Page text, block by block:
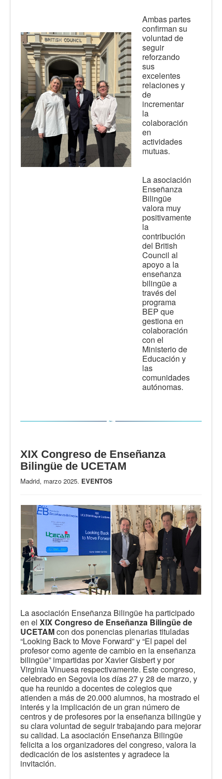
Ambas partes
confirman su
voluntad de
seguir
reforzando
sus
excelentes
relaciones y
de
incrementar
la
colaboración
en
actividades
mutuas.
La asociación
Enseñanza
Bilingüe
valora muy
positivamente
la
contribución
del British
Council al
apoyo a la
enseñanza
bilingüe a
través del
programa
BEP que
gestiona en
colaboración
con el
Ministerio de
Educación y
las
comunidades
autónomas.
XIX Congreso de Enseñanza
Bilingüe de UCETAM
Madrid, marzo 2025. EVENTOS
La asociación Enseñanza Bilingüe ha participado
en el XIX Congreso de Enseñanza Bilingüe de
UCETAMcon dos ponencias plenarias tituladas
“Looking Back to Move Forward” y “El papel del
profesor como agente de cambio en la enseñanza
bilingüe” impartidas por Xavier Gisbert y por
Virginia Vinuesa respectivamente. Este congreso,
celebrado en Segovia los días 27 y 28 de marzo, y
que ha reunido a docentes de colegios que
atienden a más de 20.000 alumnos, ha mostrado el
interés y la implicación de un gran número de
centros y de profesores por la enseñanza bilingüe y
su clara voluntad de seguir trabajando para mejorar
su calidad. La asociación Enseñanza Bilingüe
felicita a los organizadores del congreso, valora la
dedicación de los asistentes y agradece la
invitación.